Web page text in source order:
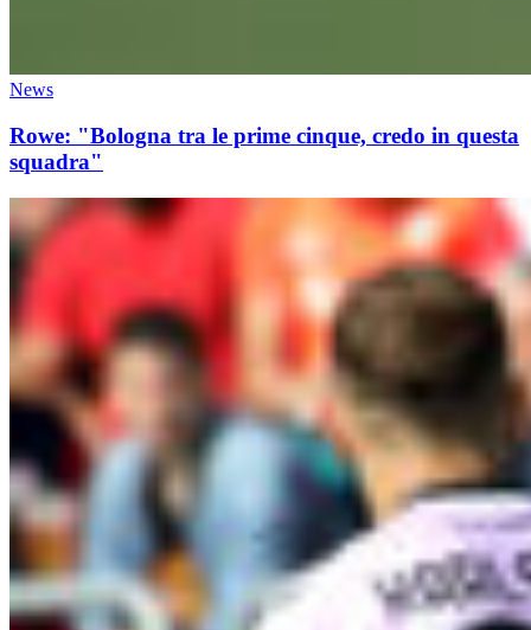
News
Rowe: "Bologna tra le prime cinque, credo in questa
squadra"